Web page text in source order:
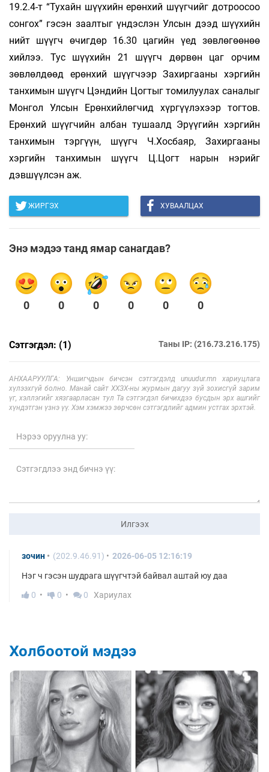
19.2.4-т “Тухайн шүүхийн ерөнхий шүүгчийг дотроосоо
сонгох” гэсэн заалтыг үндэслэн Улсын дээд шүүхийн
нийт шүүгч өчигдөр 16.30 цагийн үед зөвлөгөөнөө
хийлээ. Тус шүүхийн 21 шүүгч дөрвөн цаг орчим
зөвлөлдөөд ерөнхий шүүгчээр Захиргааны хэргийн
танхимын шүүгч Цэндийн Цогтыг томилуулах саналыг
Монгол Улсын Ерөнхийлөгчид хүргүүлэхээр тогтов.
Ерөнхий шүүгчийн албан тушаалд Эрүүгийн хэргийн
танхимын тэргүүн, шүүгч Ч.Хосбаяр, Захиргааны
хэргийн танхимын шүүгч Ц.Цогт нарын нэрийг
дэвшүүлсэн аж.
ЖИРГЭХ ХУВААЛЦАХ
Энэ мэдээ танд ямар санагдав?
0 0 0 0 0 0
Сэтгэгдэл: (1) Таны IP: (216.73.216.175)
АНХААРУУЛГА: Уншигчдын бичсэн сэтгэгдэлд unuudur.mn хариуцлага
хүлээхгүй болно. Манай сайт ХХЗХ-ны журмын дагуу зүй зохисгүй зарим
үг, хэллэгийг хязгаарласан тул Та сэтгэгдэл бичихдээ бусдын эрх ашгийг
хүндэтгэн үзнэ үү. Хэм хэмжээ зөрчсөн сэтгэгдлийг админ устгах эрхтэй.
Илгээх
зочин (202.9.46.91) 2026-06-05 12:16:19
Нэг ч гэсэн шудрага шүүгчтэй байвал аштай юу даа
0
0 0 Хариулах
Холбоотой мэдээ